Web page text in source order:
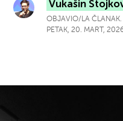
Vukašin
OBJAVIO/LA ČLANAK.
PETAK, 20. MART,